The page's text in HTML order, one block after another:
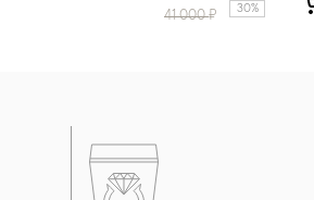
41 000₽ 30%